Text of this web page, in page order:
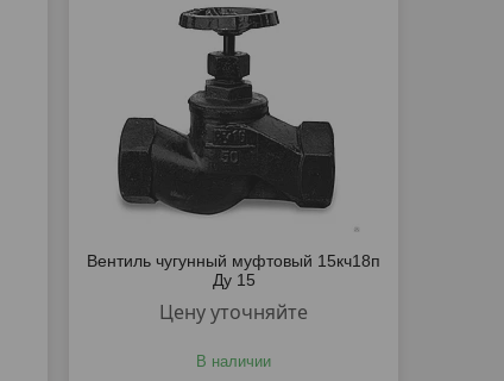
Вентиль чугунный муфтовый 15кч18п
Ду 15
Цену уточняйте
В наличии